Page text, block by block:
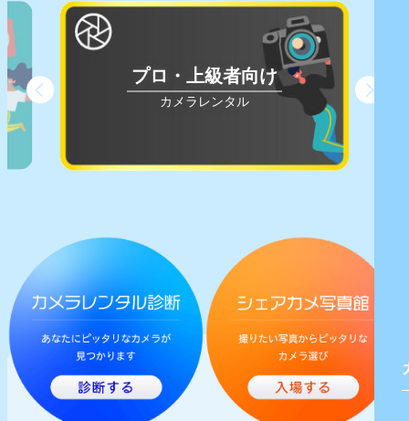
プロ・上級者向け
カメラレンタル